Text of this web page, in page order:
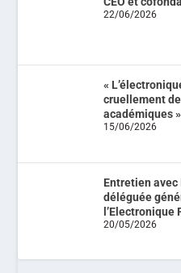
22/06/2026
«
cruellement
académiques »
15/06/2026
Entretien avec
déléguée
l’Electronique
20/05/2026